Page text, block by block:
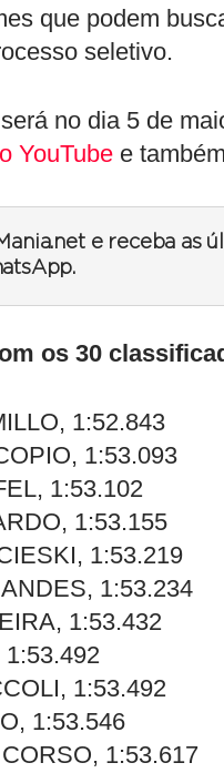
que podem
seletivo.
no dia 5 de
YouTube e
e receba as
os 30
1:52.843
1:53.093
1:53.102
1:53.155
1:53.219
1:53.234
1:53.432
1:53.492
1:53.546
1:53.617